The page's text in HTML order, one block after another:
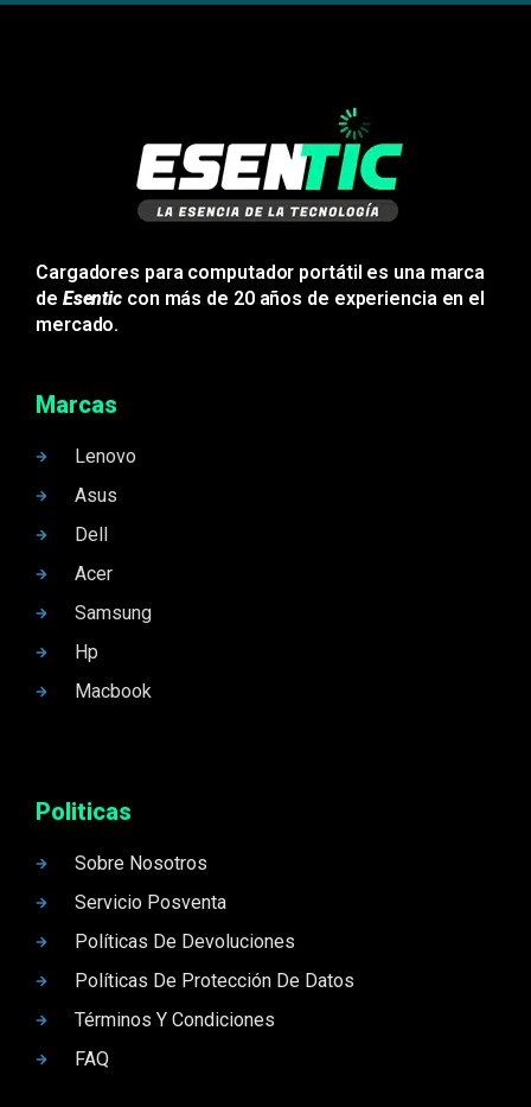
Cargadores para computador portátil es una marca
de Esentic con más de 20 años de experiencia en el
mercado.
Marcas
Lenovo
Asus
Dell
Acer
Samsung
Hp
Macbook
Politicas
Sobre Nosotros
Servicio Posventa
Políticas De Devoluciones
Políticas De Protección De Datos
Términos Y Condiciones
FAQ